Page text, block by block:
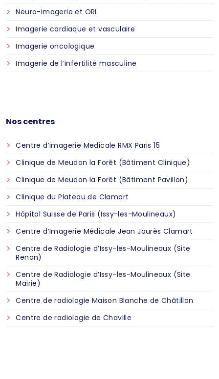
Neuro-imagerie et ORL
Imagerie cardiaque et vasculaire
Imagerie oncologique
Imagerie de l’infertilité masculine
Nos centres
Centre d’imagerie Medicale RMX Paris 15
Clinique de Meudon la Forêt (Bâtiment Clinique)
Clinique de Meudon la Forêt (Bâtiment Pavillon)
Clinique du Plateau de Clamart
Hôpital Suisse de Paris (Issy-les-Moulineaux)
Centre d’Imagerie Médicale Jean Jaurès Clamart
Centre de Radiologie d’Issy-les-Moulineaux (Site
Renan)
Centre de Radiologie d’Issy-les-Moulineaux (Site
Mairie)
Centre de radiologie Maison Blanche de Châtillon
Centre de radiologie de Chaville